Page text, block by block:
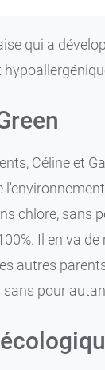
qui a
Céline et
chlore,
Il en va
autres
pour